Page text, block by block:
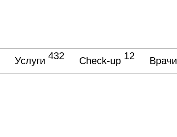
Услуги 432 Check-up 12 Врачи